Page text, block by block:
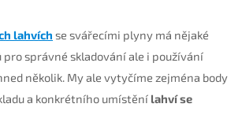
lahvích se svářecími plyny má nějaké
pro správné skladování ale i používání
několik. My ale vytyčíme zejména body
a konkrétního umístění lahví se